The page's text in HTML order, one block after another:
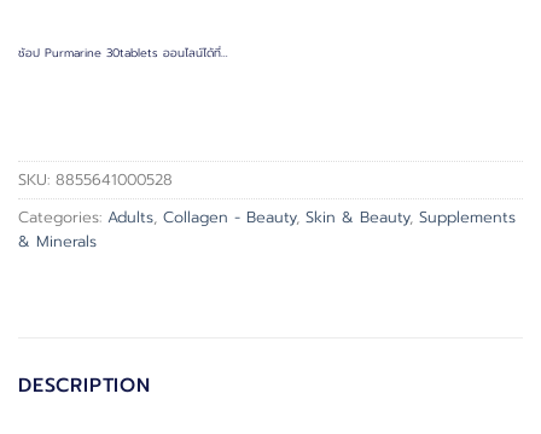
ช้อป Purmarine 30tablets ออนไลน์ได้ที่…
SKU: 8855641000528
Categories: Adults, Collagen - Beauty, Skin & Beauty, Supplements
& Minerals
DESCRIPTION